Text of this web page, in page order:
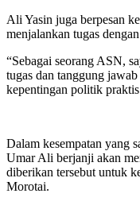
Ali Yasin juga berpesan
menjalankan tugas
“Sebagai seorang ASN,
tugas dan tanggung
kepentingan politik
Dalam kesempatan yang
Umar Ali berjanji akan
diberikan tersebut untuk
Morotai.